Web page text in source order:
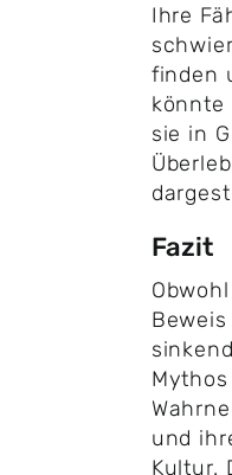
Ihre
finden
könnte
sie in
Fazit
und
Kultur.